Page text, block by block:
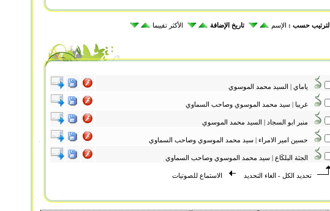
الترتيب حسب : الإسم تاريخ الإضافة الأكثر تقييما
ياماي | السيد محمد الموسوي
غريبا | سيد محمد الموسوي وصاحب السماوي
منبر ابو السجاد | السيد محمد الموسوي
حسين امير الامراء | سيد محمد الموسوي وصاحب السماوي
الجثة البلكَاع | سيد محمد الموسوي وصاحب السماوي
تحديد الكل - الغاء التحديد الاستماع للصوتيات